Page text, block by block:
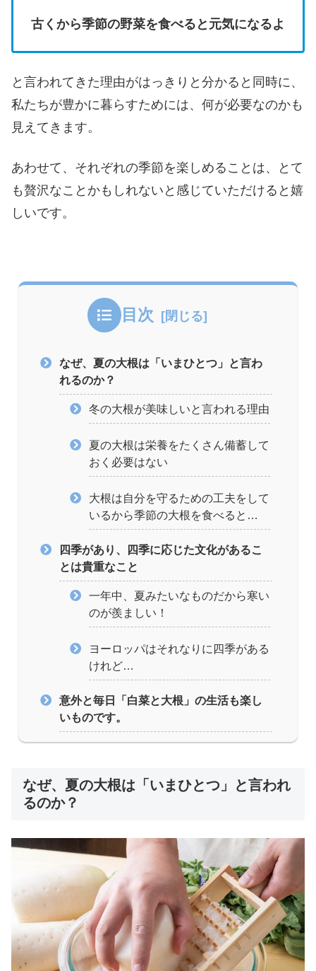
古くから季節の野菜を食べると元気になるよ
と言われてきた理由がはっきりと分かると同時に、
私たちが豊かに暮らすためには、何が必要なのかも
見えてきます。
あわせて、それぞれの季節を楽しめることは、とて
も贅沢なことかもしれないと感じていただけると嬉
しいです。
目次
なぜ、夏の大根は「いまひとつ」と言わ
れるのか？
冬の大根が美味しいと言われる理由
夏の大根は栄養をたくさん備蓄して
おく必要はない
大根は自分を守るための工夫をして
いるから季節の大根を食べると…
四季があり、四季に応じた文化があるこ
とは貴重なこと
一年中、夏みたいなものだから寒い
のが羨ましい！
ヨーロッパはそれなりに四季がある
けれど…
意外と毎日「白菜と大根」の生活も楽し
いものです。
なぜ、夏の大根は「いまひとつ」と言われ
るのか？